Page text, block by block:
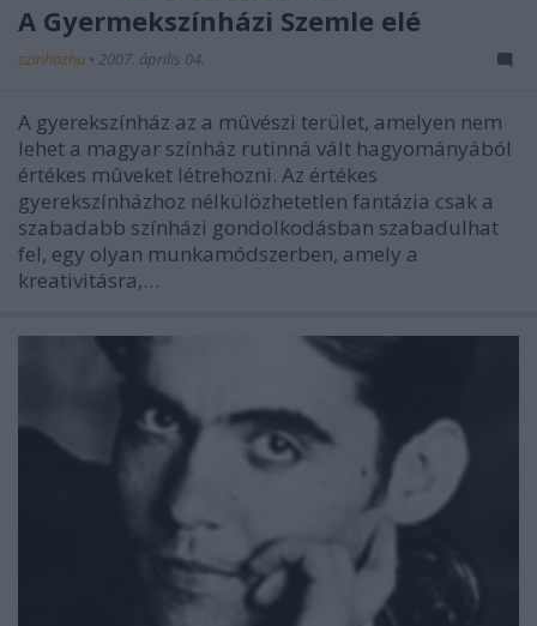
A Gyermekszínházi Szemle elé
szinhazhu • 2007. április 04.
A gyerekszínház az a mûvészi terület, amelyen nem
lehet a magyar színház rutinná vált hagyományából
értékes mûveket létrehozni. Az értékes
gyerekszínházhoz nélkülözhetetlen fantázia csak a
szabadabb színházi gondolkodásban szabadulhat
fel, egy olyan munkamódszerben, amely a
kreativitásra,…